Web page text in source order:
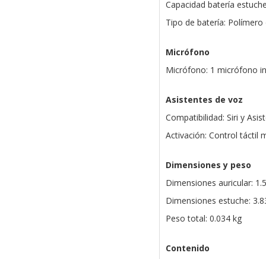
Capacidad batería
Tipo de batería: Polímero
Micrófono
Micrófono: 1 micrófono
Asistentes de voz
Compatibilidad: Siri y
Activación: Control táctil
Dimensiones y peso
Dimensiones auricular:
Dimensiones estuche:
Peso total: 0.034 kg
Contenido